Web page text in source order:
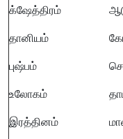
க்ஷேத்திரம்
தானியம்
புஷ்பம்
உலோகம்
இரத்தினம்